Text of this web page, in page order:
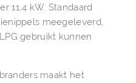
11,4 kW. Standaard
meegeleverd,
gebruikt kunnen
maakt het